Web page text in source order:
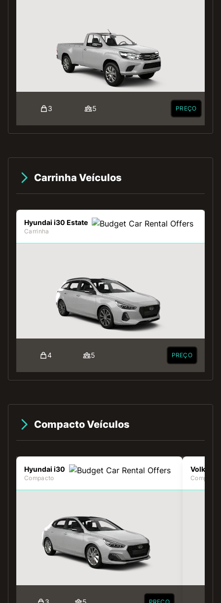
3 5 PREÇO
Carrinha Veículos
Hyundai i30 Estate
Carrinha
4 5 PREÇO
Compacto Veículos
Hyundai i30
Compacto Compacto